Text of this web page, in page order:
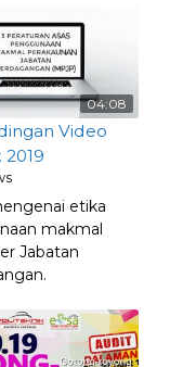
04:08
Video
etika
makmal
Jabatan